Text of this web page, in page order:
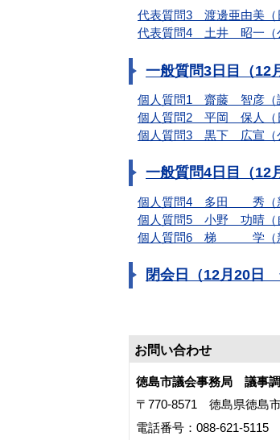
代表質問3 渡邊亜由美（
代表質問4 土井 昭一（
一般質問3日目（12
個人質問1 齋藤 智彦（
個人質問2 平岡 保人（
個人質問3 黒下 広宣（
一般質問4日目（12
個人質問4 多田 秀（新
個人質問5 小野 功晴（
個人質問6 梯 学（新
閉会日（12月20日
お問い合わせ
徳島市議会事務局 議事
〒770-8571 徳島県徳島
電話番号：088-621-5115